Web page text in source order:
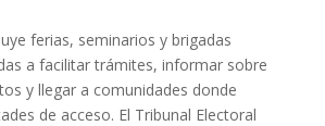
ferias, seminarios y brigadas
a facilitar trámites, informar sobre
y llegar a comunidades donde
de acceso. El Tribunal Electoral